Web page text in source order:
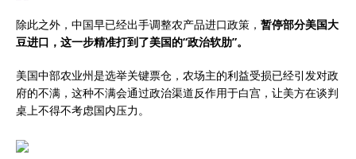
除此之外，中国早已经出手调整农产品进口政策， 暂停部分美国大
豆进口，这一步精准打到了美国的“政治软肋”。
美国中部农业州是选举关键票仓，农场主的利益受损已经引发对政
府的不满，这种不满会通过政治渠道反作用于白宫，让美方在谈判
桌上不得不考虑国内压力。